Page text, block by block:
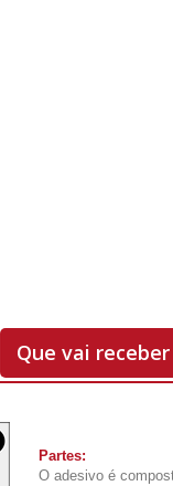
Que vai receber
Partes:
O adesivo é